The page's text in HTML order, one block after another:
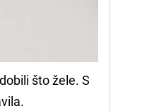
što žele. S